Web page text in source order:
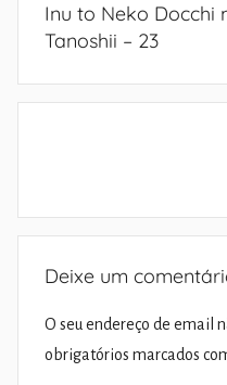
artigos
Inu to Neko Docchi
Tanoshii – 23
Deixe um
O seu endereço de email
obrigatórios marcados